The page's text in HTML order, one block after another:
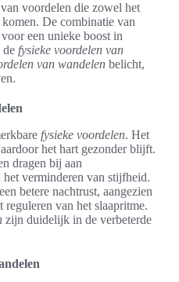
voordelen die zowel het
De combinatie van
een unieke boost in
de fysieke voordelen van
van wandelen belicht,
fysieke voordelen. Het
het hart gezonder blijft.
dragen bij aan
verminderen van stijfheid.
betere nachtrust, aangezien
van het slaapritme.
zijn duidelijk in de verbeterde